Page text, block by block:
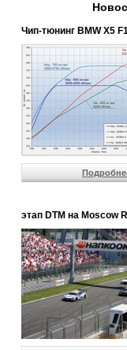
Чип-тюнинг BMW Х5
этап DTM на Moscow